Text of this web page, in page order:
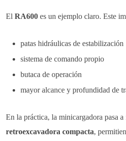
El RA600 es un ejemplo claro. Este
patas hidráulicas de estabilización
sistema de comando propio
butaca de operación
mayor alcance y profundidad de
En la práctica, la minicargadora pasa
retroexcavadora compacta,